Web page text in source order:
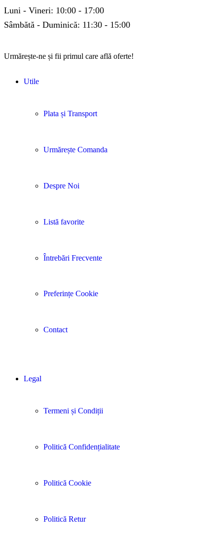
Luni - Vineri: 10:00 - 17:00
Sâmbătă - Duminică: 11:30 - 15:00
Urmărește-ne și fii primul care află oferte!
Utile
Plata și Transport
Urmărește Comanda
Despre Noi
Listă favorite
Întrebări Frecvente
Preferințe Cookie
Contact
Legal
Termeni și Condiții
Politică Confidențialitate
Politică Cookie
Politică Retur